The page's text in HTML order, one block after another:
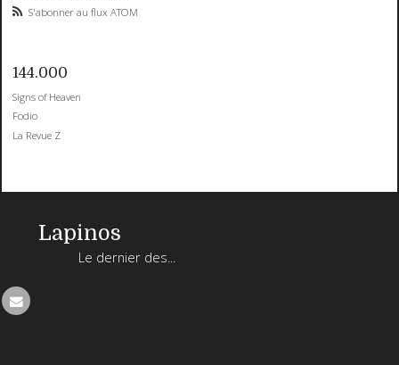
S'abonner au flux ATOM
144.000
Signs of Heaven
Fodio
La Revue Z
Lapinos
Le dernier des...